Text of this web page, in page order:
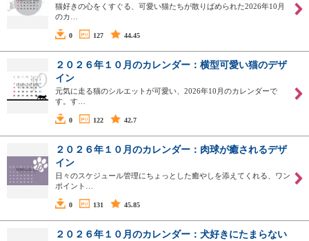
猫好きの心をくすぐる、可愛い猫たちが散りばめられた2026年10月
のカ…
0 127 44.45
２０２６年１０月のカレンダー：横型可愛い猫のデザ
イン
元気に走る猫のシルエットが可愛い、2026年10月のカレンダーで
す。す…
0 122 42.7
２０２６年１０月のカレンダー：肉球が癒されるデザ
イン
日々のスケジュール管理にちょっとした癒やしを添えてくれる、ワン
ポイント…
0 131 45.85
２０２６年１０月のカレンダー：犬好きにたまらない